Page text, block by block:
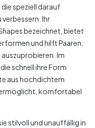
speziell darauf
verbessern. Ihr
bezeichnet, bietet
und hilft Paaren,
Im
schnell ihre Form
aus hochdichtem
komfortabel
stilvoll und unauffällig in